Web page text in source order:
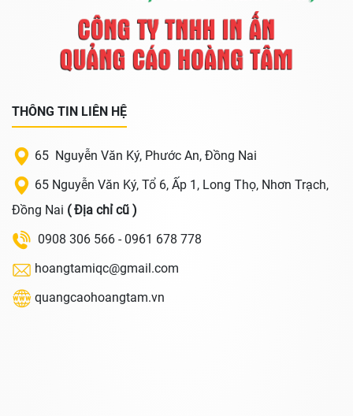
THÔNG TIN LIÊN HỆ
65 Nguyễn Văn Ký, Phước An, Đồng Nai
65 Nguyễn Văn Ký, Tổ 6, Ấp 1, Long Thọ, Nhơn Trạch,
Đồng Nai ( Địa chỉ cũ )
0908 306 566 - 0961 678 778
hoangtamiqc@gmail.com
quangcaohoangtam.vn